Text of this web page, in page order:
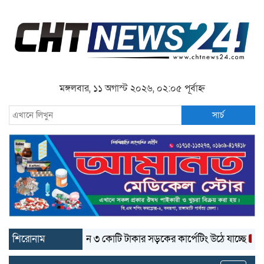
মঙ্গলবার, ১১ অগাস্ট ২০২৬, ০২:০৫ পূর্বাহ্ন
সার্চ
শিরোনামবান্দরবানে ৩ কোটি টাকার সড়কের কার্পেটিং উঠে যাচ্ছে